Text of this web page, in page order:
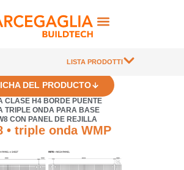
LISTA PRODOTTI
CLASE H4 BORDE PUENTE
TRIPLE ONDA PARA BASE
CON PANEL DE REJILLA
DEL PRODUCTO
• triple onda WMP